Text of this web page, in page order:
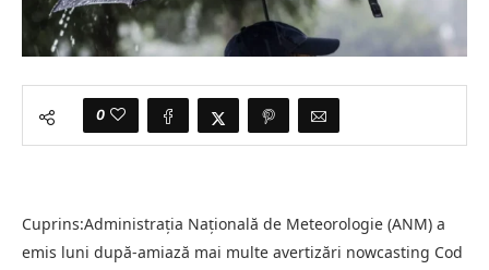
0
Cuprins:Administrația Națională de Meteorologie (ANM) a
emis luni după-amiază mai multe avertizări nowcasting Cod